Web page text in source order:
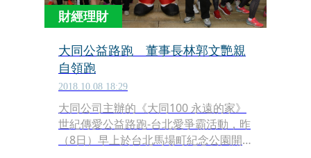
財經理財
大同公益路跑 董事長林郭文艷親
自領跑
2018.10.08 18:29
大同公司主辦的《大同100 永遠的家》
世紀傳愛公益路跑-台北愛爭霸活動，昨
（8日）早上於台北馬場町紀念公園開